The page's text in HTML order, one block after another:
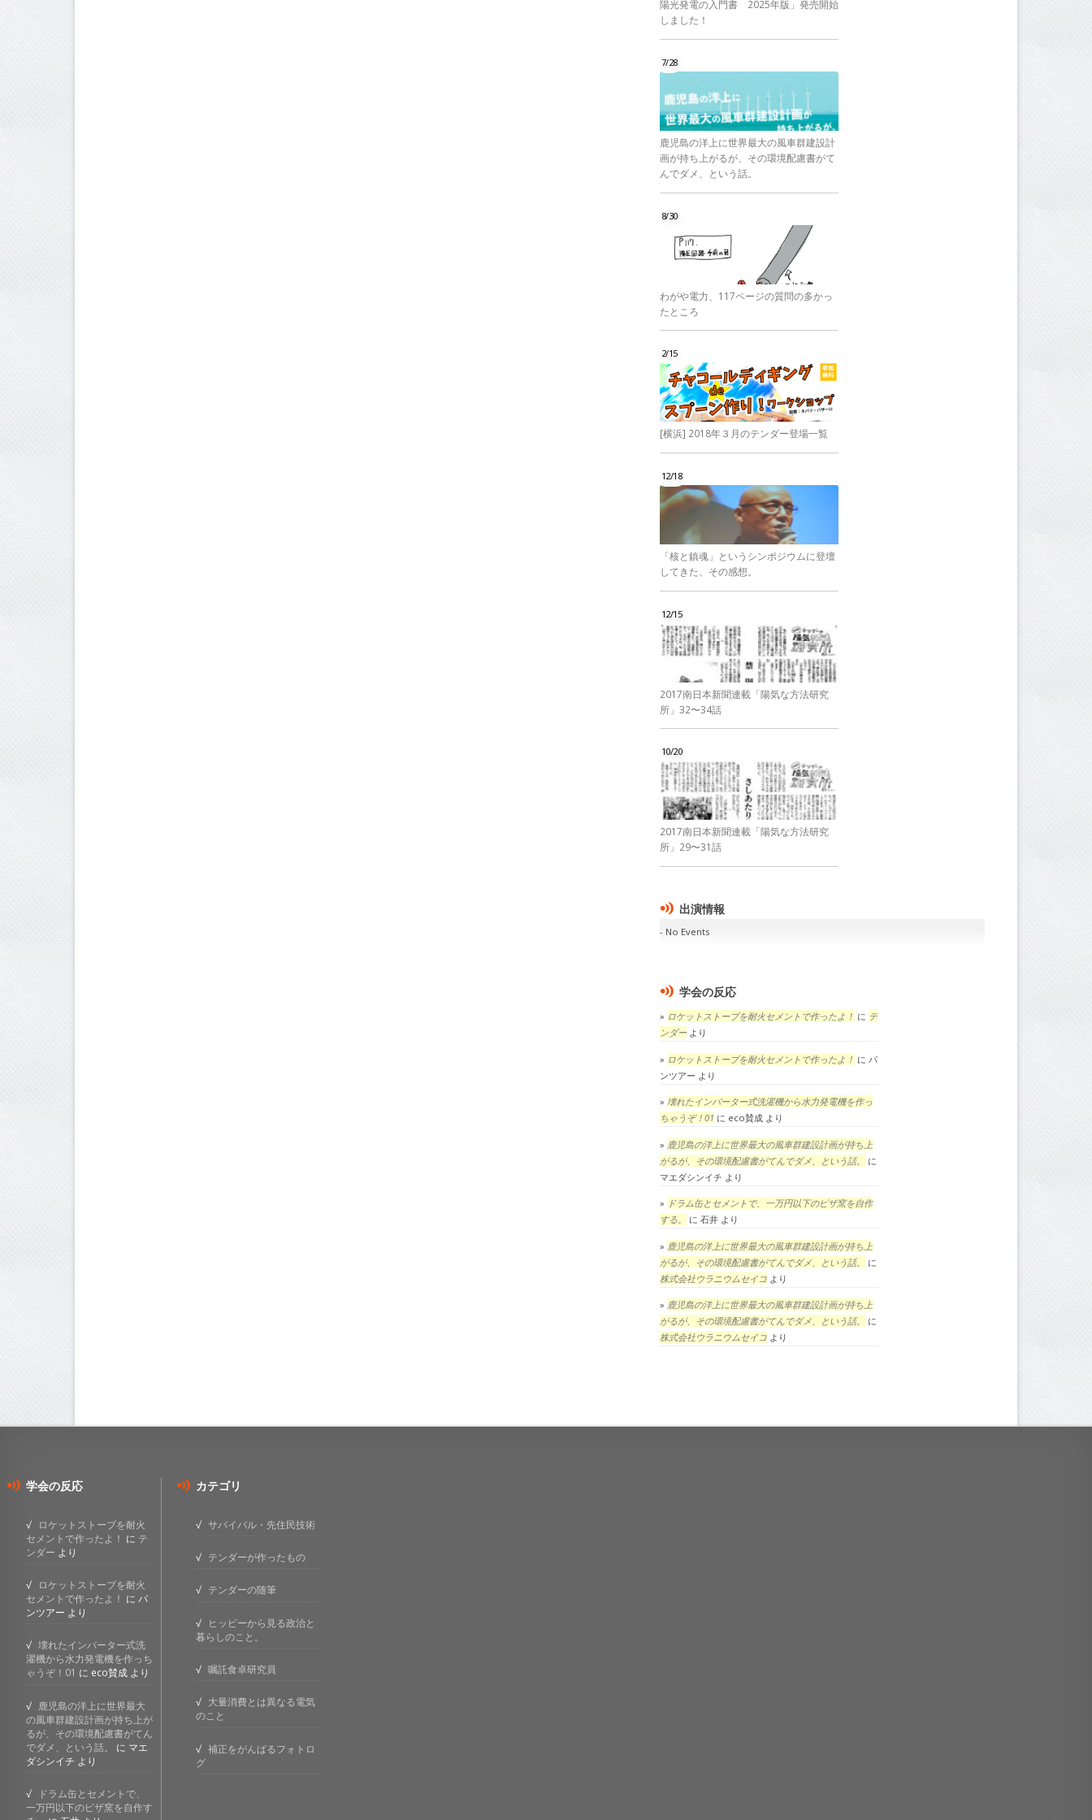
陽光発電の入門書 2025年版」発売開始
しました！
7/28
鹿児島の洋上に世界最大の風車群建設計
画が持ち上がるが、その環境配慮書がて
んでダメ、という話。
8/30
わがや電力、117ページの質問の多かっ
たところ
2/15
[横浜] 2018年３月のテンダー登場一覧
12/18
「核と鎮魂」というシンポジウムに登壇
してきた、その感想。
12/15
2017南日本新聞連載「陽気な方法研究
所」32〜34話
10/20
2017南日本新聞連載「陽気な方法研究
所」29〜31話
出演情報
No Events
学会の反応
ロケットストーブを耐火セメントで作ったよ！ に テ
ンダーより
ロケットストーブを耐火セメントで作ったよ！ に パ
ンツアー より
壊れたインバーター式洗濯機から水力発電機を作っ
ちゃうぞ！01 に eco賛成 より
鹿児島の洋上に世界最大の風車群建設計画が持ち上
がるが、その環境配慮書がてんでダメ、という話。
に
マエダシンイチ より
ドラム缶とセメントで、一万円以下のピザ窯を自作
する。
に 石井 より
鹿児島の洋上に世界最大の風車群建設計画が持ち上
がるが、その環境配慮書がてんでダメ、という話。
に
株式会社ウラニウムセイコ より
鹿児島の洋上に世界最大の風車群建設計画が持ち上
がるが、その環境配慮書がてんでダメ、という話。
に
株式会社ウラニウムセイコ より
学会の反応
ロケットストーブを耐火
セメントで作ったよ！ に テ
ンダー より
ロケットストーブを耐火
セメントで作ったよ！ に パ
ンツアー より
壊れたインバーター式洗
濯機から水力発電機を作っち
ゃうぞ！01 に eco賛成より
鹿児島の洋上に世界最大
の風車群建設計画が持ち上が
るが、その環境配慮書がてん
でダメ、という話。
に マエ
ダシンイチ より
ドラム缶とセメントで、
一万円以下のピザ窯を自作す
カテゴリ
サバイバル・先住民技術
テンダーが作ったもの
テンダーの随筆
ヒッピーから見る政治と
暮らしのこと。
嘱託食卓研究員
大量消費とは異なる電気
のこと
補正をがんばるフォトロ
グ